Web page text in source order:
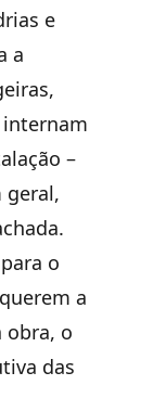
e
a
–
geral,
o
a
obra, o
das